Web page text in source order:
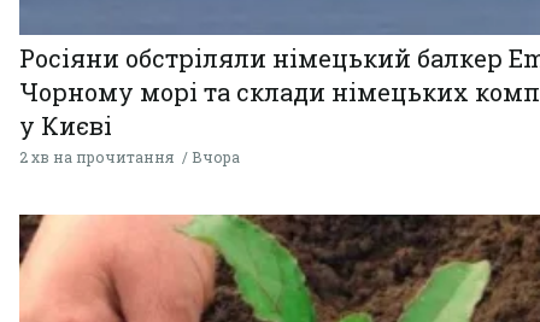
Росіяни обстріляли німецький балкер
Чорному морі та склади німецьких
у Києві
2 хв на прочитання Вчора